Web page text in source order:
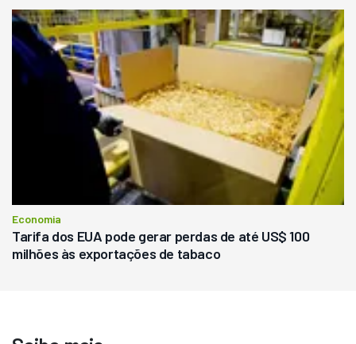
Economia
Tarifa dos EUA pode gerar perdas de até US$ 100
milhões às exportações de tabaco